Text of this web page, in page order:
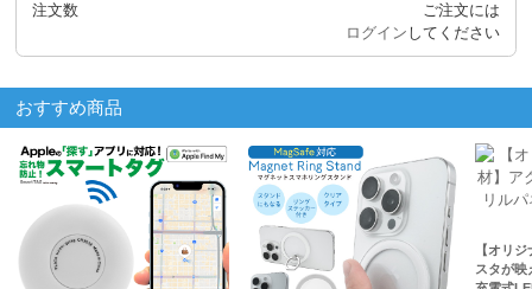
注文数
ご注文には
ログイン してください
おすすめ商品
【オリ
スタが